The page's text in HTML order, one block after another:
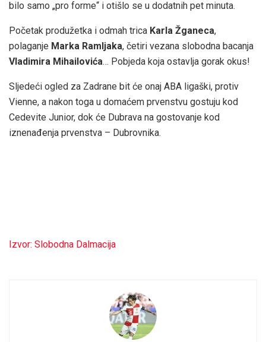
bilo samo „pro forme“ i otišlo se u dodatnih pet minuta.
Početak produžetka i odmah trica Karla Žganeca,
polaganje Marka Ramljaka, četiri vezana slobodna bacanja
Vladimira Mihailovića… Pobjeda koja ostavlja gorak okus!
Sljedeći ogled za Zadrane bit će onaj ABA ligaški, protiv
Vienne, a nakon toga u domaćem prvenstvu gostuju kod
Cedevite Junior, dok će Dubrava na gostovanje kod
iznenađenja prvenstva – Dubrovnika.
Izvor: Slobodna Dalmacija